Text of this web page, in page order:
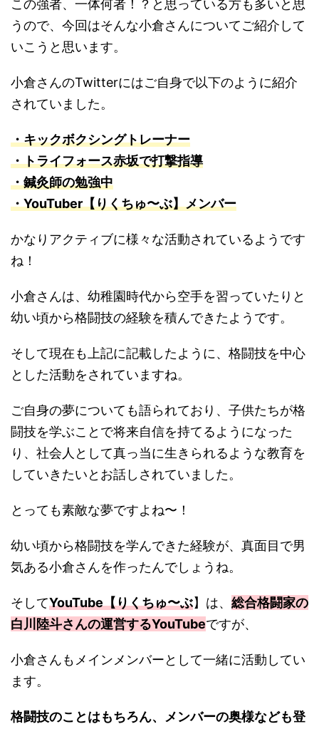
この強者、一体何者！？と思っている方も多いと思
うので、今回はそんな小倉さんについてご紹介して
いこうと思います。
小倉さんのTwitterにはご自身で以下のように紹介
されていました。
・キックボクシングトレーナー
・トライフォース赤坂で打撃指導
・鍼灸師の勉強中
・YouTuber【りくちゅ〜ぶ】メンバー
かなりアクティブに様々な活動されているようです
ね！
小倉さんは、幼稚園時代から空手を習っていたりと
幼い頃から格闘技の経験を積んできたようです。
そして現在も上記に記載したように、格闘技を中心
とした活動をされていますね。
ご自身の夢についても語られており、子供たちが格
闘技を学ぶことで将来自信を持てるようになった
り、社会人として真っ当に生きられるような教育を
していきたいとお話しされていました。
とっても素敵な夢ですよね〜！
幼い頃から格闘技を学んできた経験が、真面目で男
気ある小倉さんを作ったんでしょうね。
そしてYouTube【りくちゅ〜ぶ】は、 総合格闘家の
白川陸斗さんの運営するYouTubeですが、
小倉さんもメインメンバーとして一緒に活動してい
ます。
格闘技のことはもちろん、メンバーの奥様なども登